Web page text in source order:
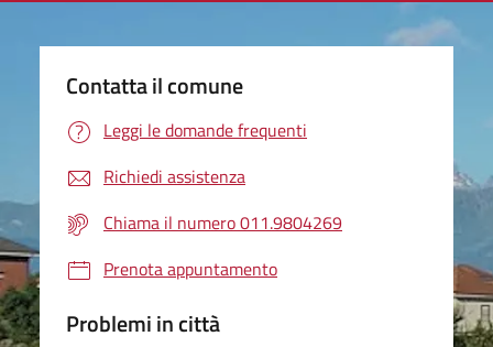
Contatta il comune
Leggi le domande frequenti
Richiedi assistenza
Chiama il numero 011.9804269
Prenota appuntamento
Problemi in città